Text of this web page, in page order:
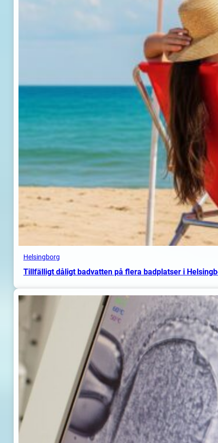
Helsingborg
Tillfälligt dåligt badvatten på flera badplatser i